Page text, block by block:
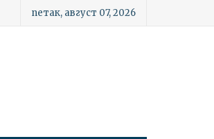
петак, август 07, 2026